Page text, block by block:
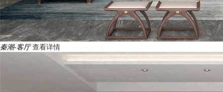
秦潮-客厅 查看详情